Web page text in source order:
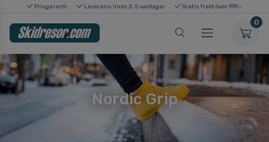
Prisgaranti Leverans inom 2-5 vardagar Gratis frakt över 999:-
0
Nordic Grip